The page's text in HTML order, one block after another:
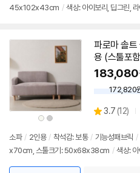
45x102x43cm / 색상: 아이보리, 딥그린, 라
상
품
색
상
상
품
상
파로마 솔트
용 (스툴포
183,080
172,820
별
3.7 (상
리
뷰
12)
소파 / 2인용 / 착석감: 보통 / 기능성패브릭 /
x70cm, 스툴크기: 50x68x38cm / 색상: 아